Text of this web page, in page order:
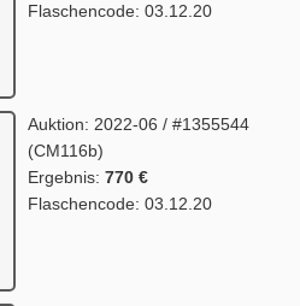
Flaschencode: 03.12.20
Auktion: 2022-06 / #1355544
(CM116b)
Ergebnis: 770 €
Flaschencode: 03.12.20